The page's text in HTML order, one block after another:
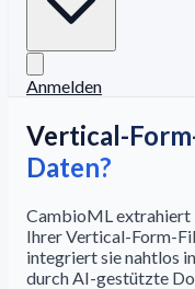
Anmelden
Vertical-
Daten?
CambioML extrahiert
Ihrer Vertical-Form-
integriert sie nahtlos
durch AI-gestützte